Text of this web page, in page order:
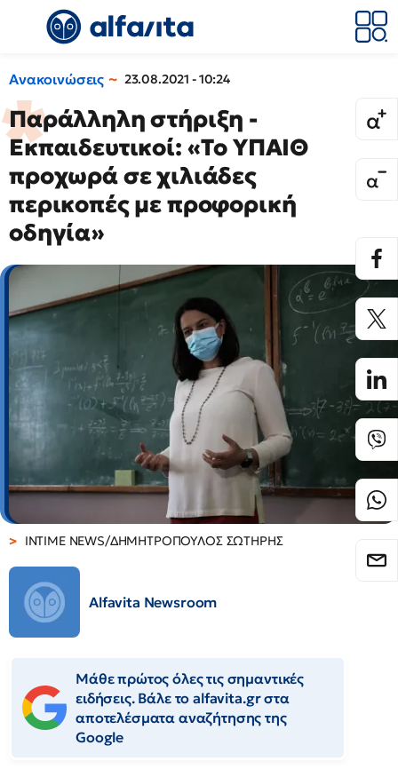
Ανακοινώσεις 23.08.2021 - 10:24
Παράλληλη στήριξη -
Εκπαιδευτικοί: «Το ΥΠΑΙΘ
προχωρά σε χιλιάδες
περικοπές με προφορική
οδηγία»
INTIME NEWS/ΔΗΜΗΤΡΟΠΟΥΛΟΣ ΣΩΤΗΡΗΣ
Alfavita Newsroom
Μάθε πρώτος όλες τις σημαντικές
ειδήσεις. Βάλε το alfavita.gr στα
αποτελέσματα αναζήτησης της
Google